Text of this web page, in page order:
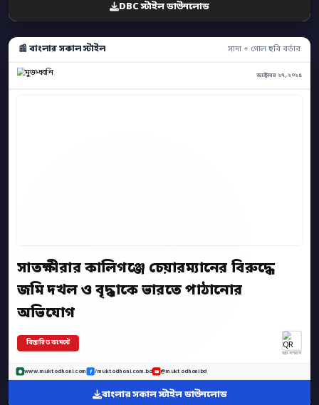
DBC স্টাইল ডাউনলোড
📰 বাংলার সকাল স্টাইল সাদা + গোল ছবি বর্ডার
অক্টোবর ২৭, ২০২৫
সাতক্ষীরার কালিগঞ্জে চেয়ারম্যানের বিরুদ্ধে
জমি দখল ও বৃদ্ধাকে ভারতে পাঠানোর
অভিযোগ
বিস্তারিত কমেন্টে
অ্যাপ স্ক্যান
www.muktodhoni.com /muktodhoni.com.bd @muktodhonibd
বাংলার সকাল স্টাইল ডাউনলোড